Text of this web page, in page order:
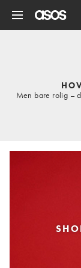
Men bare rolig –